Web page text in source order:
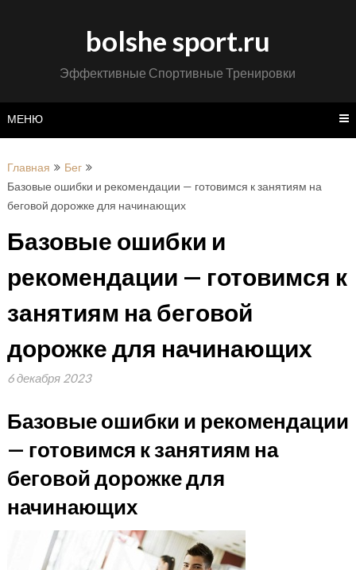
bolshe sport.ru
Эффективные Спортивные Тренировки
МЕНЮ
Главная
Бег
Базовые ошибки и рекомендации — готовимся к занятиям на
беговой дорожке для начинающих
Базовые ошибки и
рекомендации — готовимся к
занятиям на беговой
дорожке для начинающих
6 декабря 2023
Базовые ошибки и рекомендации
— готовимся к занятиям на
беговой дорожке для
начинающих